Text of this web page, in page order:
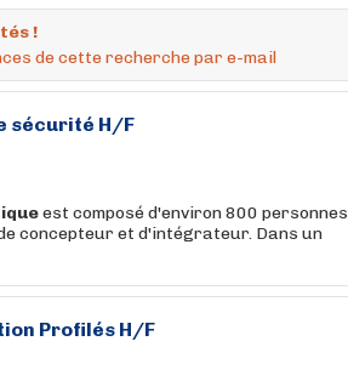
!
de cette recherche par e-mail
sécurité H/F
est composé d'environ 800 personnes
concepteur et d'intégrateur. Dans un
Profilés H/F